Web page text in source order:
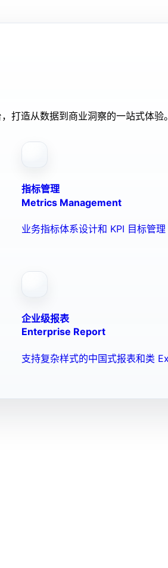
打造从数据到商业洞察的一站式体验
指标管理
Metrics Management
业务指标体系设计和 KPI 目标管理
企业级报表
Enterprise Report
支持复杂样式的中国式报表和类